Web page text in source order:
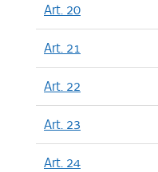
Art. 20
Art. 21
Art. 22
Art. 23
Art. 24